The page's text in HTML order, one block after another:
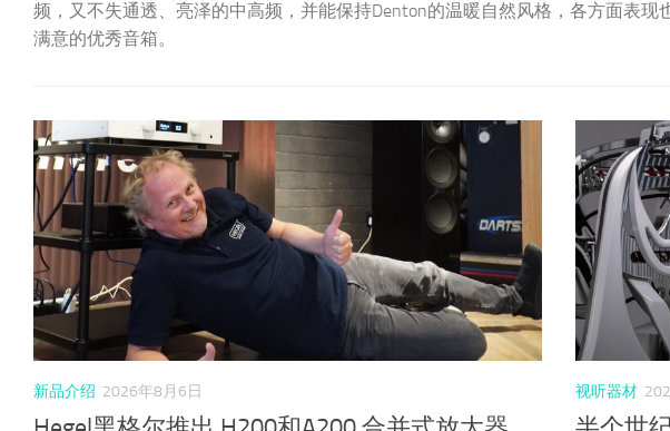
么，你应该要考虑它。其次，对于大空间也有意外表现，如果你对小音箱有特殊
有这个价值。Joy音箱没有过多华丽夺目、取巧讨喜的装饰，做工却非常精致，
新品介绍 2026年8月6日 视听器材